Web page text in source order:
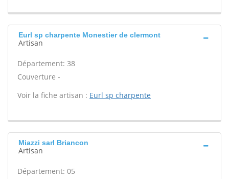
Eurl sp charpente Monestier de clermont
Artisan
Département: 38
Couverture -
Voir la fiche artisan : Eurl sp charpente
Miazzi sarl Briancon
Artisan
Département: 05